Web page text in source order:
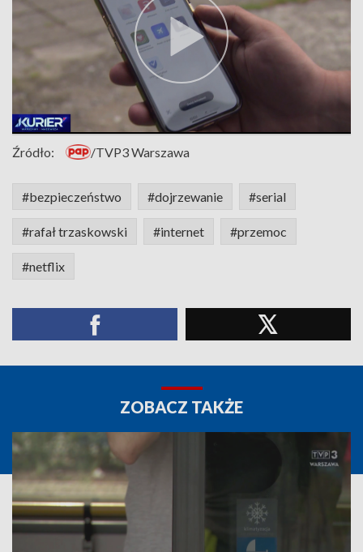
Źródło: /TVP3 Warszawa
#bezpieczeństwo #dojrzewanie #serial
#rafał trzaskowski #internet #przemoc
#netflix
ZOBACZ TAKŻE